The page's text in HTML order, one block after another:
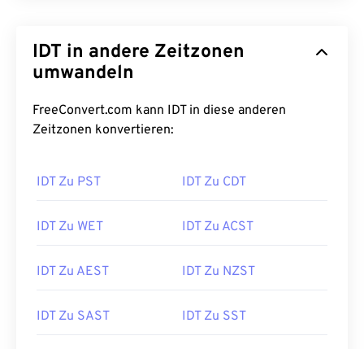
IDT in andere Zeitzonen
umwandeln
FreeConvert.com kann IDT in diese anderen
Zeitzonen konvertieren:
IDT Zu PST IDT Zu CDT
IDT Zu WET IDT Zu ACST
IDT Zu AEST IDT Zu NZST
IDT Zu SAST IDT Zu SST